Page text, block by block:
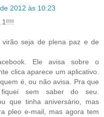
2012 às 10:23
seja de plena paz e de
Ele avisa sobre o
clica aparece um aplicativo.
é, ou não avisa. Pra que
sem saber do seu.
que tinha aniversário, mas
pleo e-mail, mas agora tem